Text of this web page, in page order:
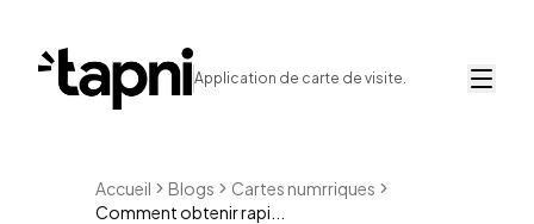
Application de carte de visite.
Accueil Blogs
Cartes numrriques
Comment obtenir rapi...